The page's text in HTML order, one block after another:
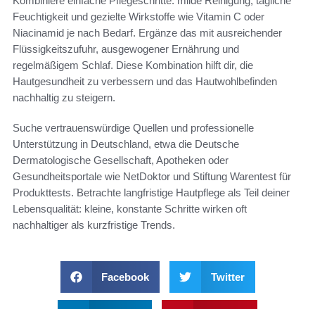
Feuchtigkeit und gezielte Wirkstoffe wie Vitamin C oder
Niacinamid je nach Bedarf. Ergänze das mit ausreichender
Flüssigkeitszufuhr, ausgewogener Ernährung und
regelmäßigem Schlaf. Diese Kombination hilft dir, die
Hautgesundheit zu verbessern und das Hautwohlbefinden
nachhaltig zu steigern.
Suche vertrauenswürdige Quellen und professionelle
Unterstützung in Deutschland, etwa die Deutsche
Dermatologische Gesellschaft, Apotheken oder
Gesundheitsportale wie NetDoktor und Stiftung Warentest für
Produkttests. Betrachte langfristige Hautpflege als Teil deiner
Lebensqualität: kleine, konstante Schritte wirken oft
nachhaltiger als kurzfristige Trends.
Facebook Twitter